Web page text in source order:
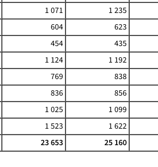
1 071 1 235
604 623
454 435
1 124 1 192
769 838
836 856
1 025 1 099
1 523 1 622
23 653 25 160